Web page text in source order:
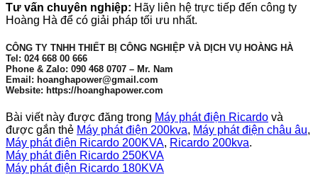
Tư vấn chuyên nghiệp: Hãy liên hệ trực tiếp đến công ty
Hoàng Hà để có giải pháp tối ưu nhất.
CÔNG TY TNHH THIẾT BỊ CÔNG NGHIỆP VÀ DỊCH VỤ HOÀNG HÀ
Tel: 024 668 00 666
Phone & Zalo: 090 468 0707 – Mr. Nam
Email: hoanghapower@gmail.com
Website: https://hoanghapower.com
Bài viết này được đăng trong Máy phát điện Ricardo và
được gắn thẻ Máy phát điện 200kva, Máy phát điện châu âu,
Máy phát điện Ricardo 200KVA, Ricardo 200kva.
Máy phát điện Ricardo 250KVA
Máy phát điện Ricardo 180KVA